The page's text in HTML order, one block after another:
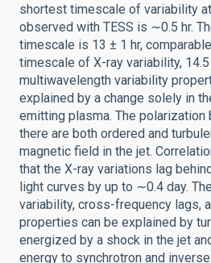
shortest timescale of variability
observed with TESS is ∼0.5 hr.
timescale is 13 ± 1 hr,
timescale of X-ray variability, 14.5
multiwavelength variability
explained by a change solely in
emitting plasma. The
there are both ordered and
magnetic field in the jet.
that the X-ray variations lag
light curves by up to ∼0.4 day.
variability, cross-frequency lags,
properties can be explained by
energized by a shock in the jet
energy to synchrotron and